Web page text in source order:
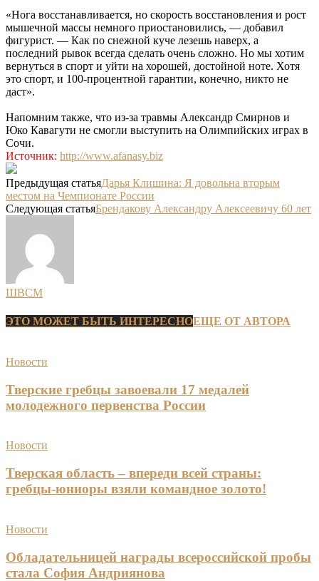
«Нога восстанавливается, но скорость восстановления и рост
мышечной массы немного приостановились, — добавил
фигурист. — Как по снежной куче лезешь наверх, а
последний рывок всегда сделать очень сложно. Но мы хотим
вернуться в спорт и уйти на хорошей, достойной ноте. Хотя
это спорт, и 100-процентной гарантии, конечно, никто не
даст».
Напомним также, что из-за травмы Александр Смирнов и
Юко Кавагути не смогли выступить на Олимпийских играх в
Сочи.
Источник: http://www.afanasy.biz
Предыдущая статьяДарья Клишина: Я довольна вторым
местом на Чемпионате России
Следующая статьяБрендакову Александру Алексеевичу 60 лет
ШВСМ
ЭТО МОЖЕТ БЫТЬ ИНТЕРЕСНОЕЩЕ ОТ АВТОРА
Новости
Тверские гребцы завоевали 17 медалей
молодежного первенства России
Новости
Тверская область – впереди всей страны:
гребцы-юниоры взяли командное золото!
Новости
Обладательницей награды всероссийской пробы
стала София Андриянова